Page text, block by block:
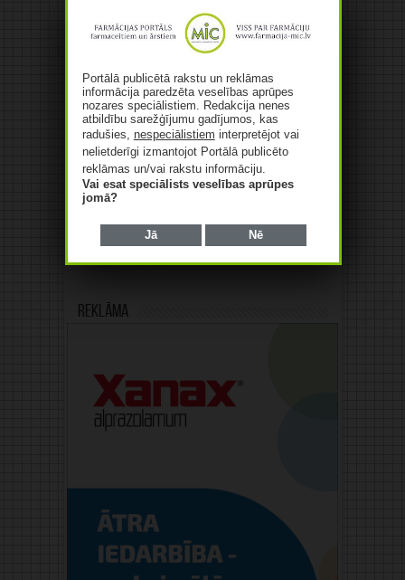
Reklāma
Portālā publicētā rakstu un reklāmas
informācija paredzēta veselības aprūpes
nozares speciālistiem. Redakcija nenes
atbildību sarežģījumu gadījumos, kas
radušies, nespeciālistiem interpretējot vai
nelietderīgi izmantojot Portālā publicēto
reklāmas un/vai rakstu informāciju.
Vai esat speciālists veselības aprūpes
jomā?
Jā Nē